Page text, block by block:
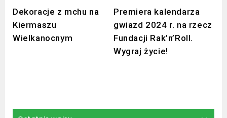
Dekoracje z mchu na
Kiermaszu
Wielkanocnym
Premiera kalendarza
gwiazd 2024 r. na rzecz
Fundacji Rak’n’Roll.
Wygraj życie!